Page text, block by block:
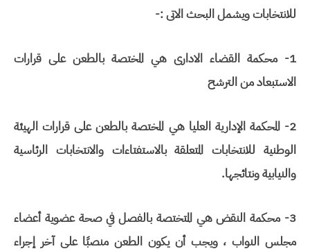
للانتخابات ويشمل البحث الاتى :-
1- محكمة القضاء الادارى هي المختصة بالطعن على قرارات
الاستبعاد من الترشح
2- المحكمة الإدارية العليا هي المختصة بالطعن على قرارات الهيئة
الوطنية للانتخابات المتعلقة بالاستفتاءات والانتخابات الرئاسية
والنيابية ونتائجها.
3- محكمة النقض هي المتختصة بالفصل في صحة عضوية أعضاء
مجلس النواب ، ويجب أن يكون الطعن منصبًا على آخر إجراء